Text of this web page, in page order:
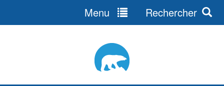
Menu Rechercher